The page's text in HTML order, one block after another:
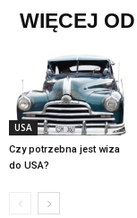
WIĘCEJ
USA
Czy potrzebna jest wiza
do USA?